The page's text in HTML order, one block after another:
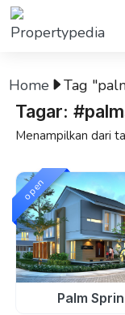
Home Tag
Tagar:
Menampilkan dari
open
Palm